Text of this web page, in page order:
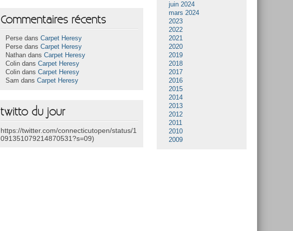
Commentaires récents
Perse dansCarpet Heresy
Perse dansCarpet Heresy
Nathan dansCarpet Heresy
Colin dansCarpet Heresy
Colin dansCarpet Heresy
Sam dansCarpet Heresy
twitto du jour
https://twitter.com/connecticutopen/status/1
091351079214870531?s=09)
juin 2024
mars 2024
2023
2022
2021
2020
2019
2018
2017
2016
2015
2014
2013
2012
2011
2010
2009